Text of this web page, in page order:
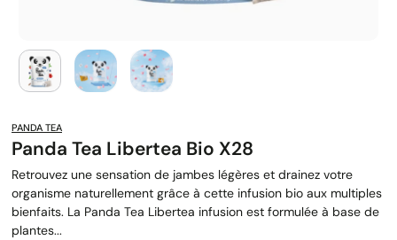
PANDA TEA
Panda Tea Libertea Bio X28
Retrouvez une sensation de jambes légères et drainez votre
organisme naturellement grâce à cette infusion bio aux multiples
bienfaits. La Panda Tea Libertea infusion est formulée à base de
plantes...